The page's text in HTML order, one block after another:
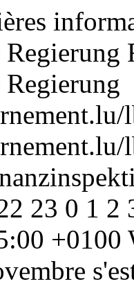
Regierung
Regierung
23 0 1 2
+0100